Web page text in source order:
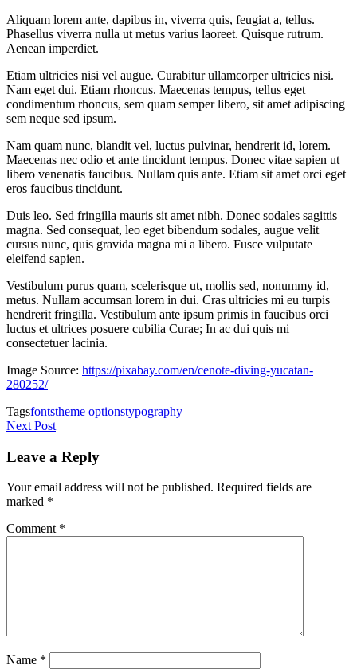
Aliquam lorem ante, dapibus in, viverra quis, feugiat a, tellus.
Phasellus viverra nulla ut metus varius laoreet. Quisque rutrum.
Aenean imperdiet.
Etiam ultricies nisi vel augue. Curabitur ullamcorper ultricies nisi.
Nam eget dui. Etiam rhoncus. Maecenas tempus, tellus eget
condimentum rhoncus, sem quam semper libero, sit amet adipiscing
sem neque sed ipsum.
Nam quam nunc, blandit vel, luctus pulvinar, hendrerit id, lorem.
Maecenas nec odio et ante tincidunt tempus. Donec vitae sapien ut
libero venenatis faucibus. Nullam quis ante. Etiam sit amet orci eget
eros faucibus tincidunt.
Duis leo. Sed fringilla mauris sit amet nibh. Donec sodales sagittis
magna. Sed consequat, leo eget bibendum sodales, augue velit
cursus nunc, quis gravida magna mi a libero. Fusce vulputate
eleifend sapien.
Vestibulum purus quam, scelerisque ut, mollis sed, nonummy id,
metus. Nullam accumsan lorem in dui. Cras ultricies mi eu turpis
hendrerit fringilla. Vestibulum ante ipsum primis in faucibus orci
luctus et ultrices posuere cubilia Curae; In ac dui quis mi
consectetuer lacinia.
Image Source: https://pixabay.com/en/cenote-diving-yucatan-
280252/
Tagsfontstheme optionstypography
Post
navigation
Next Post
Leave a Reply
Your email address will not be published. Required fields are
marked *
Comment *
Name *